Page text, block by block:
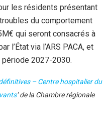
les résidents présentant
du comportement
qui seront consacrés à
l’État via l’ARS PACA, et
2027-2030.
– Centre hospitalier du
‘ de la Chambre régionale